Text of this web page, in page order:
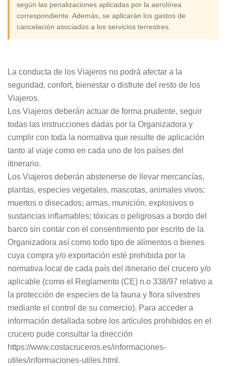
según las penalizaciones aplicadas por la aerolínea
correspondiente. Además, se aplicarán los gastos de
cancelación asociados a los servicios terrestres.
La conducta de los Viajeros no podrá afectar a la
seguridad, confort, bienestar o disfrute del resto de los
Viajeros.
Los Viajeros deberán actuar de forma prudente, seguir
todas las instrucciones dadas por la Organizadora y
cumplir con toda la normativa que resulte de aplicación
tanto al viaje como en cada uno de los países del
itinerario.
Los Viajeros deberán abstenerse de llevar mercancías,
plantas, especies vegetales, mascotas, animales vivos;
muertos o disecados; armas, munición, explosivos o
sustancias inflamables; tóxicas o peligrosas a bordo del
barco sin contar con el consentimiento por escrito de la
Organizadora así como todo tipo de alimentos o bienes
cuya compra y/o exportación esté prohibida por la
normativa local de cada país del itinerario del crucero y/o
aplicable (como el Reglamento (CE) n.o 338/97 relativo a
la protección de especies de la fauna y flora silvestres
mediante el control de su comercio). Para acceder a
información detallada sobre los artículos prohibidos en el
crucero pude consultar la dirección
https://www.costacruceros.es/informaciones-
utiles/informaciones-utiles.html.